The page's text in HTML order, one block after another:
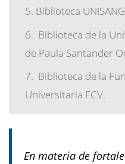
Biblioteca
Biblioteca de la
de Paula Santander
Biblioteca de la
Universitaria FCV.
En materia de